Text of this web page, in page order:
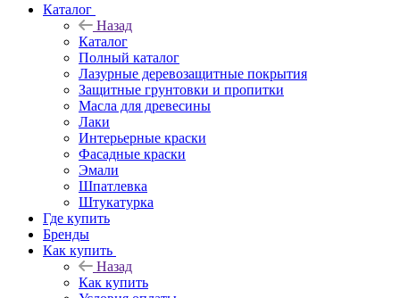
Каталог
Назад
Каталог
Полный каталог
Лазурные деревозащитные покрытия
Защитные грунтовки и пропитки
Масла для древесины
Лаки
Интерьерные краски
Фасадные краски
Эмали
Шпатлевка
Штукатурка
Где купить
Бренды
Как купить
Назад
Как купить